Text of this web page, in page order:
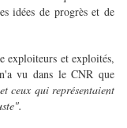
idées de progrès et de
exploiteurs et exploités,
vu dans le CNR que
ceux qui représentaient